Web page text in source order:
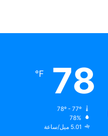
78
℉
78%
5.01 ميل/ساعة